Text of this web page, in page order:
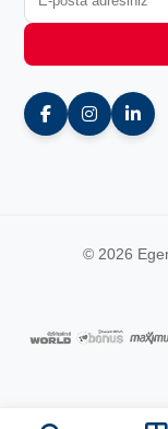
© 2026